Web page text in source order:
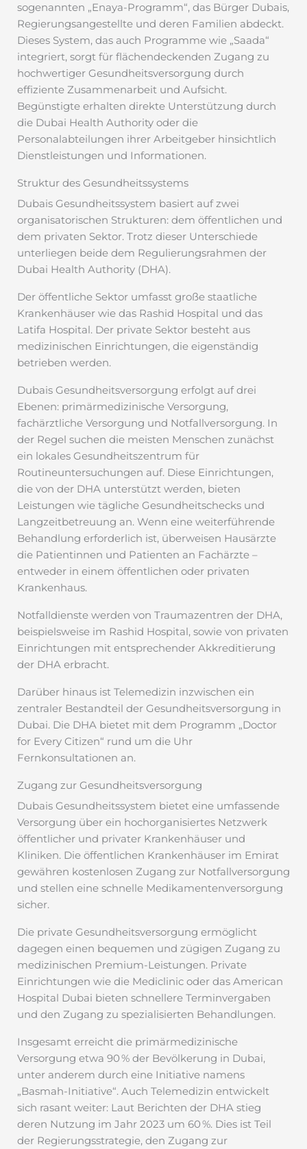
sogenannten „Enaya-Programm“, das Bürger Dubais,
Regierungsangestellte und deren Familien abdeckt.
Dieses System, das auch Programme wie „Saada“
integriert, sorgt für flächendeckenden Zugang zu
hochwertiger Gesundheitsversorgung durch
effiziente Zusammenarbeit und Aufsicht.
Begünstigte erhalten direkte Unterstützung durch
die Dubai Health Authority oder die
Personalabteilungen ihrer Arbeitgeber hinsichtlich
Dienstleistungen und Informationen.
Struktur des Gesundheitssystems
Dubais Gesundheitssystem basiert auf zwei
organisatorischen Strukturen: dem öffentlichen und
dem privaten Sektor. Trotz dieser Unterschiede
unterliegen beide dem Regulierungsrahmen der
Dubai Health Authority (DHA).
Der öffentliche Sektor umfasst große staatliche
Krankenhäuser wie das Rashid Hospital und das
Latifa Hospital. Der private Sektor besteht aus
medizinischen Einrichtungen, die eigenständig
betrieben werden.
Dubais Gesundheitsversorgung erfolgt auf drei
Ebenen: primärmedizinische Versorgung,
fachärztliche Versorgung und Notfallversorgung. In
der Regel suchen die meisten Menschen zunächst
ein lokales Gesundheitszentrum für
Routineuntersuchungen auf. Diese Einrichtungen,
die von der DHA unterstützt werden, bieten
Leistungen wie tägliche Gesundheitschecks und
Langzeitbetreuung an. Wenn eine weiterführende
Behandlung erforderlich ist, überweisen Hausärzte
die Patientinnen und Patienten an Fachärzte –
entweder in einem öffentlichen oder privaten
Krankenhaus.
Notfalldienste werden von Traumazentren der DHA,
beispielsweise im Rashid Hospital, sowie von privaten
Einrichtungen mit entsprechender Akkreditierung
der DHA erbracht.
Darüber hinaus ist Telemedizin inzwischen ein
zentraler Bestandteil der Gesundheitsversorgung in
Dubai. Die DHA bietet mit dem Programm „Doctor
for Every Citizen“ rund um die Uhr
Fernkonsultationen an.
Zugang zur Gesundheitsversorgung
Dubais Gesundheitssystem bietet eine umfassende
Versorgung über ein hochorganisiertes Netzwerk
öffentlicher und privater Krankenhäuser und
Kliniken. Die öffentlichen Krankenhäuser im Emirat
gewähren kostenlosen Zugang zur Notfallversorgung
und stellen eine schnelle Medikamentenversorgung
sicher.
Die private Gesundheitsversorgung ermöglicht
dagegen einen bequemen und zügigen Zugang zu
medizinischen Premium-Leistungen. Private
Einrichtungen wie die Mediclinic oder das American
Hospital Dubai bieten schnellere Terminvergaben
und den Zugang zu spezialisierten Behandlungen.
Insgesamt erreicht die primärmedizinische
Versorgung etwa 90 % der Bevölkerung in Dubai,
unter anderem durch eine Initiative namens
„Basmah-Initiative“. Auch Telemedizin entwickelt
sich rasant weiter: Laut Berichten der DHA stieg
deren Nutzung im Jahr 2023 um 60 %. Dies ist Teil
der Regierungsstrategie, den Zugang zur